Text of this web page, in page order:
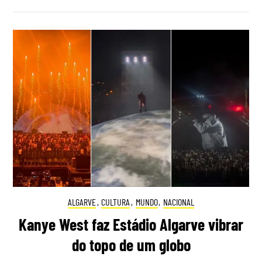
ALGARVE, CULTURA , MUNDO, NACIONAL
Kanye West faz Estádio Algarve vibrar
do topo de um globo